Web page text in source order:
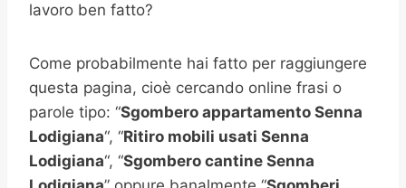
lavoro ben fatto?
Come probabilmente hai fatto per raggiungere
questa pagina, cioè cercando online frasi o
parole tipo: “Sgombero appartamento Senna
Lodigiana“, “Ritiro mobili usati Senna
Lodigiana“, “Sgombero cantine Senna